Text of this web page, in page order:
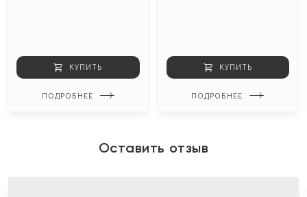
КУПИТЬ
ПОДРОБНЕЕ
КУПИТЬ
ПОДРОБНЕЕ
Оставить отзыв